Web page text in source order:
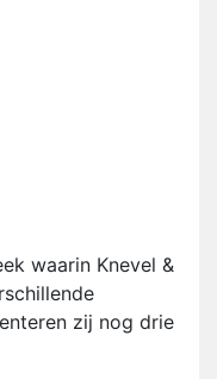
waarin Knevel &
zij nog drie